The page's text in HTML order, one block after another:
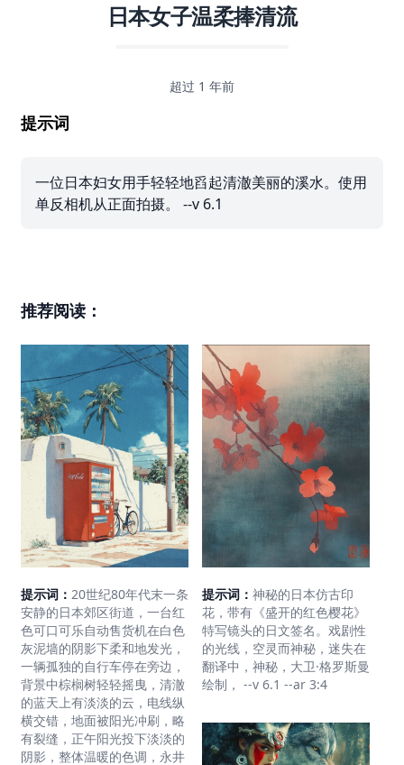
日本女子温柔捧清流
超过 1 年前
提示词
一位日本妇女用手轻轻地舀起清澈美丽的溪水。使用
单反相机从正面拍摄。 --v 6.1
推荐阅读：
提示词： 20世纪80年代末一条
安静的日本郊区街道，一台红
色可口可乐自动售货机在白色
灰泥墙的阴影下柔和地发光，
一辆孤独的自行车停在旁边，
背景中棕榈树轻轻摇曳，清澈
的蓝天上有淡淡的云，电线纵
横交错，地面被阳光冲刷，略
有裂缝，正午阳光投下淡淡的
阴影，整体温暖的色调，永井
提示词： 神秘的日本仿古印
花，带有《盛开的红色樱花》
特写镜头的日文签名。戏剧性
的光线，空灵而神秘，迷失在
翻译中，神秘，大卫·格罗斯曼
绘制， --v 6.1 --ar 3:4